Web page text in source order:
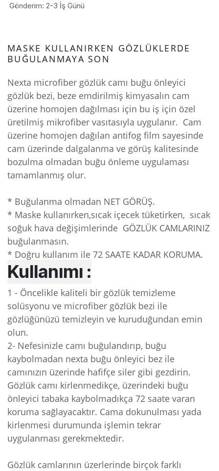
Gönderim: 2-3 İş Günü
MASKE KULLANIRKEN GÖZLÜKLERDE
BUĞULANMAYA SON
Nexta microfiber gözlük camı buğu önleyici
gözlük bezi, beze emdirilmiş kimyasalın cam
üzerine homojen dağılması için bu iş için özel
üretilmiş mikrofiber vasıtasıyla uygulanır. Cam
üzerine homojen dağılan antifog film sayesinde
cam üzerinde dalgalanma ve görüş kalitesinde
bozulma olmadan buğu önleme uygulaması
tamamlanmış olur.
* Buğulanma olmadan NET GÖRÜŞ.
* Maske kullanırken,sıcak içecek tüketirken, sıcak
soğuk hava değişimlerinde GÖZLÜK CAMLARINIZ
buğulanmasın.
* Doğru kullanım ile 72 SAATE KADAR KORUMA.
Kullanımı :
1 - Öncelikle kaliteli bir gözlük temizleme
solüsyonu ve microfiber gözlük bezi ile
gözlüğünüzü temizleyin ve kuruduğundan emin
olun.
2- Nefesinizle camı buğulandırıp, buğu
kaybolmadan nexta buğu önleyici bez ile
camınızın üzerinde hafifçe siler gibi gezdirin.
Gözlük camı kirlenmedikçe, üzerindeki buğu
önleyici tabaka kaybolmadıkça 72 saate varan
koruma sağlayacaktır. Cama dokunulması yada
kirlenmesi durumunda işlemin tekrar
uygulanması gerekmektedir.
Gözlük camlarının üzerlerinde birçok farklı